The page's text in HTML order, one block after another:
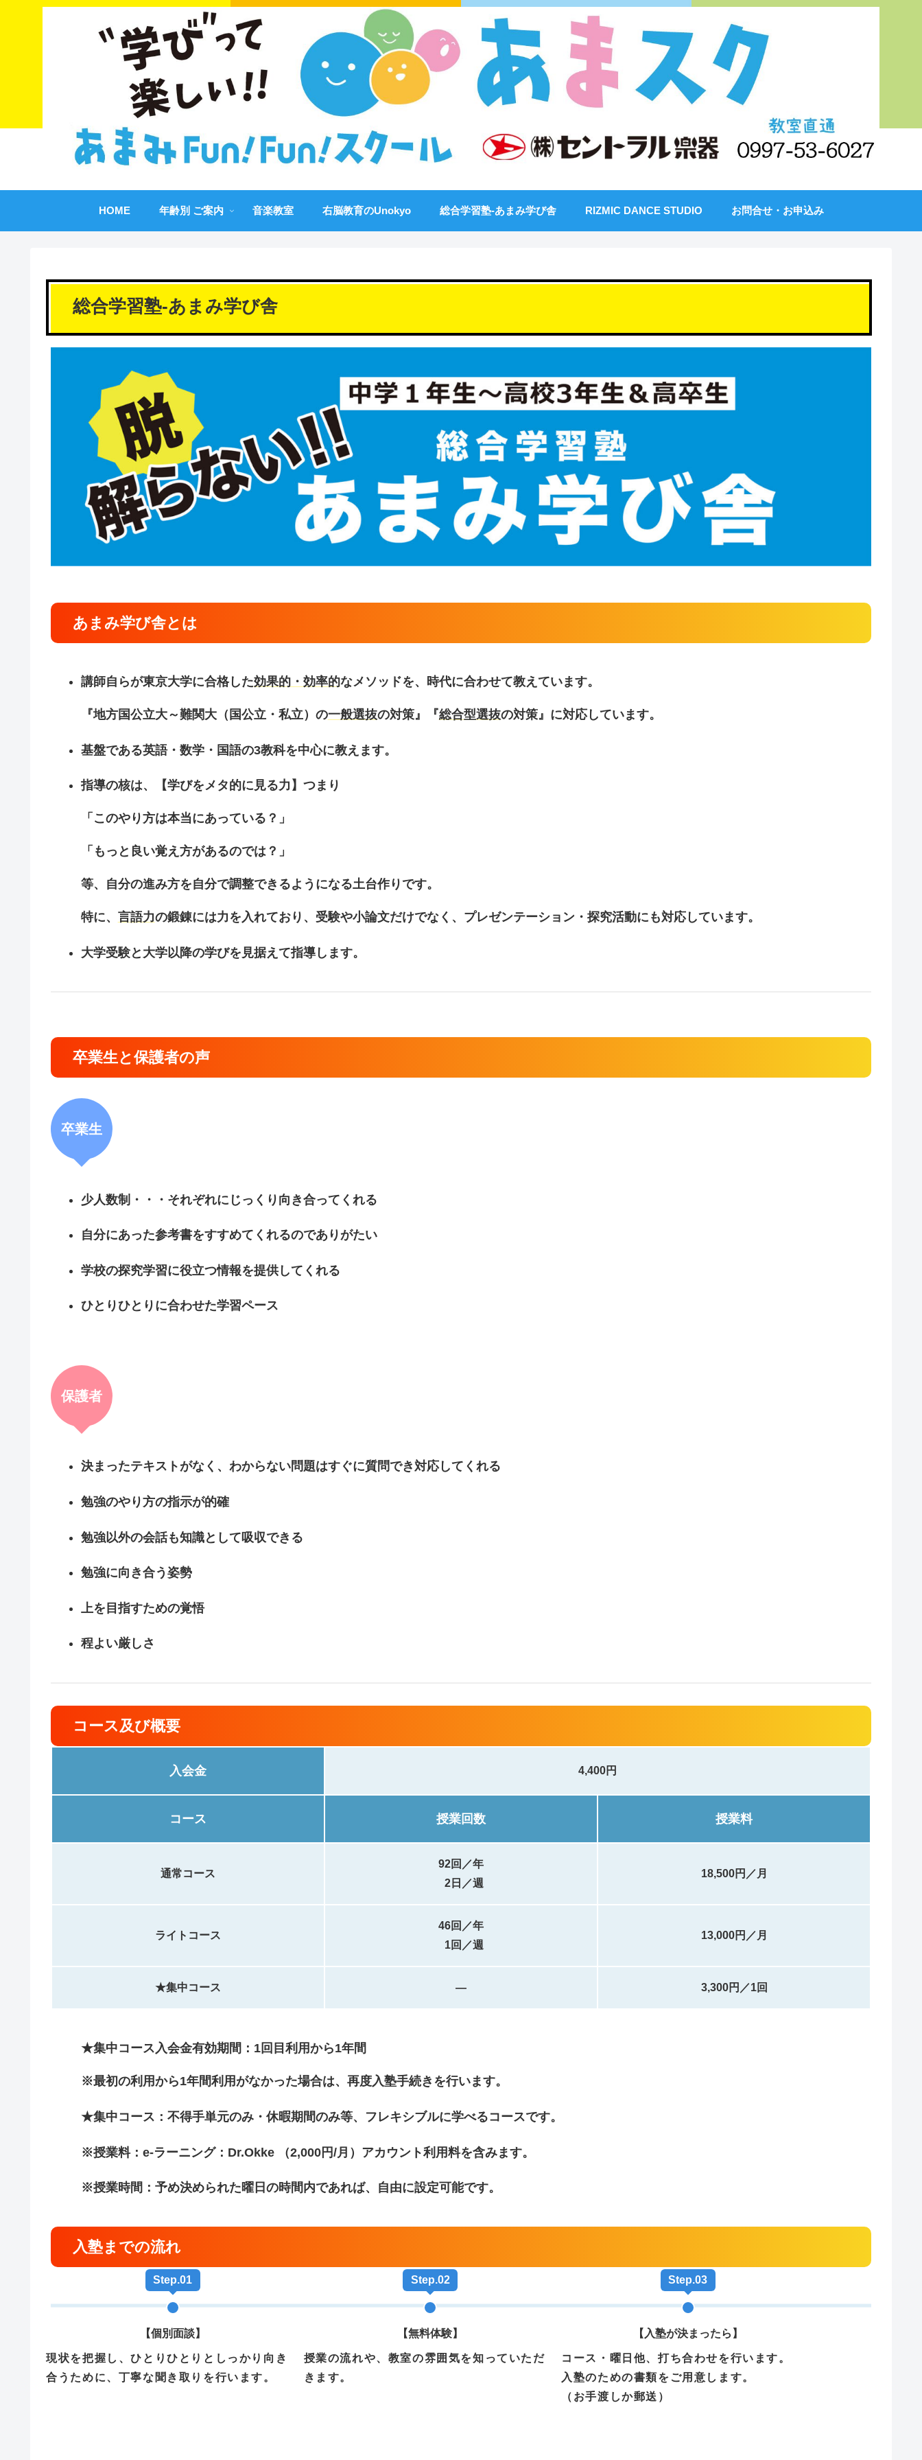
HOME 年齢別 ご案内 音楽教室 右脳教育のUnokyo 総合学習塾-あまみ学び舎 RIZMIC DANCE STUDIO お問合せ・お申込み
総合学習塾-あまみ学び舎
あまみ学び舎とは
講師自らが東京大学に合格した効果的・効率的なメソッドを、時代に合わせて教えています。
『地方国公立大～難関大（国公立・私立）の一般選抜の対策』『総合型選抜の対策』に対応しています。
基盤である英語・数学・国語の3教科を中心に教えます。
指導の核は、【学びをメタ的に見る力】つまり
「このやり方は本当にあっている？」
「もっと良い覚え方があるのでは？」
等、自分の進み方を自分で調整できるようになる土台作りです。
特に、 言語力の鍛錬には力を入れており、受験や小論文だけでなく、プレゼンテーション・探究活動にも対応しています。
大学受験と大学以降の学びを見据えて指導します。
卒業生と保護者の声
卒業生
少人数制・・・それぞれにじっくり向き合ってくれる
自分にあった参考書をすすめてくれるのでありがたい
学校の探究学習に役立つ情報を提供してくれる
ひとりひとりに合わせた学習ペース
保護者
決まったテキストがなく、わからない問題はすぐに質問でき対応してくれる
勉強のやり方の指示が的確
勉強以外の会話も知識として吸収できる
勉強に向き合う姿勢
上を目指すための覚悟
程よい厳しさ
コース及び概要
入会金 4,400円
コース 授業回数 授業料
通常コース
92回／年
2日／週
18,500円／月
ライトコース
46回／年
1回／週
13,000円／月
★集中コース ― 3,300円／1回
★集中コース入会金有効期間：1回目利用から1年間
※最初の利用から1年間利用がなかった場合は、再度入塾手続きを行います。
★集中コース：不得手単元のみ・休暇期間のみ等、フレキシブルに学べるコースです。
※授業料：e-ラーニング：Dr.Okke （2,000円/月）アカウント利用料を含みます。
※授業時間：予め決められた曜日の時間内であれば、自由に設定可能です。
入塾までの流れ
Step.01
【個別面談】
現状を把握し、ひとりひとりとしっかり向き
合うために、丁寧な聞き取りを行います。
Step.02
【無料体験】
授業の流れや、教室の雰囲気を知っていただ
きます。
Step.03
【入塾が決まったら】
コース・曜日他、打ち合わせを行います。
入塾のための書類をご用意します。
（お手渡しか郵送）